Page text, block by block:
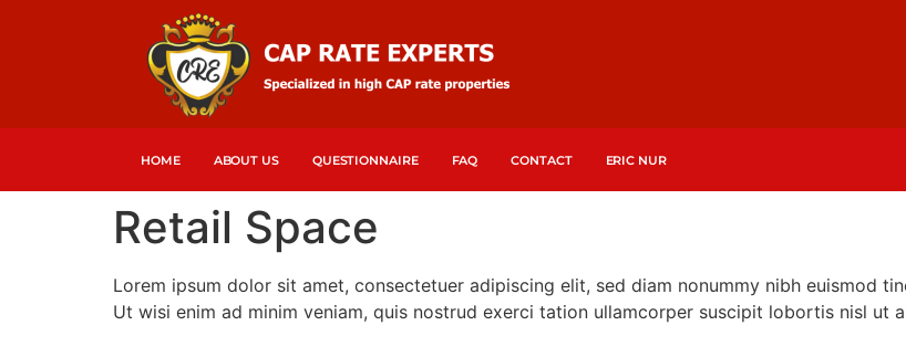
HOME ABOUT US QUESTIONNAIRE FAQ CONTACT ERIC NUR
Retail Space
Lorem ipsum dolor sit amet, consectetuer adipiscing elit, sed diam nonummy nibh euismod
Ut wisi enim ad minim veniam, quis nostrud exerci tation ullamcorper suscipit lobortis nisl ut